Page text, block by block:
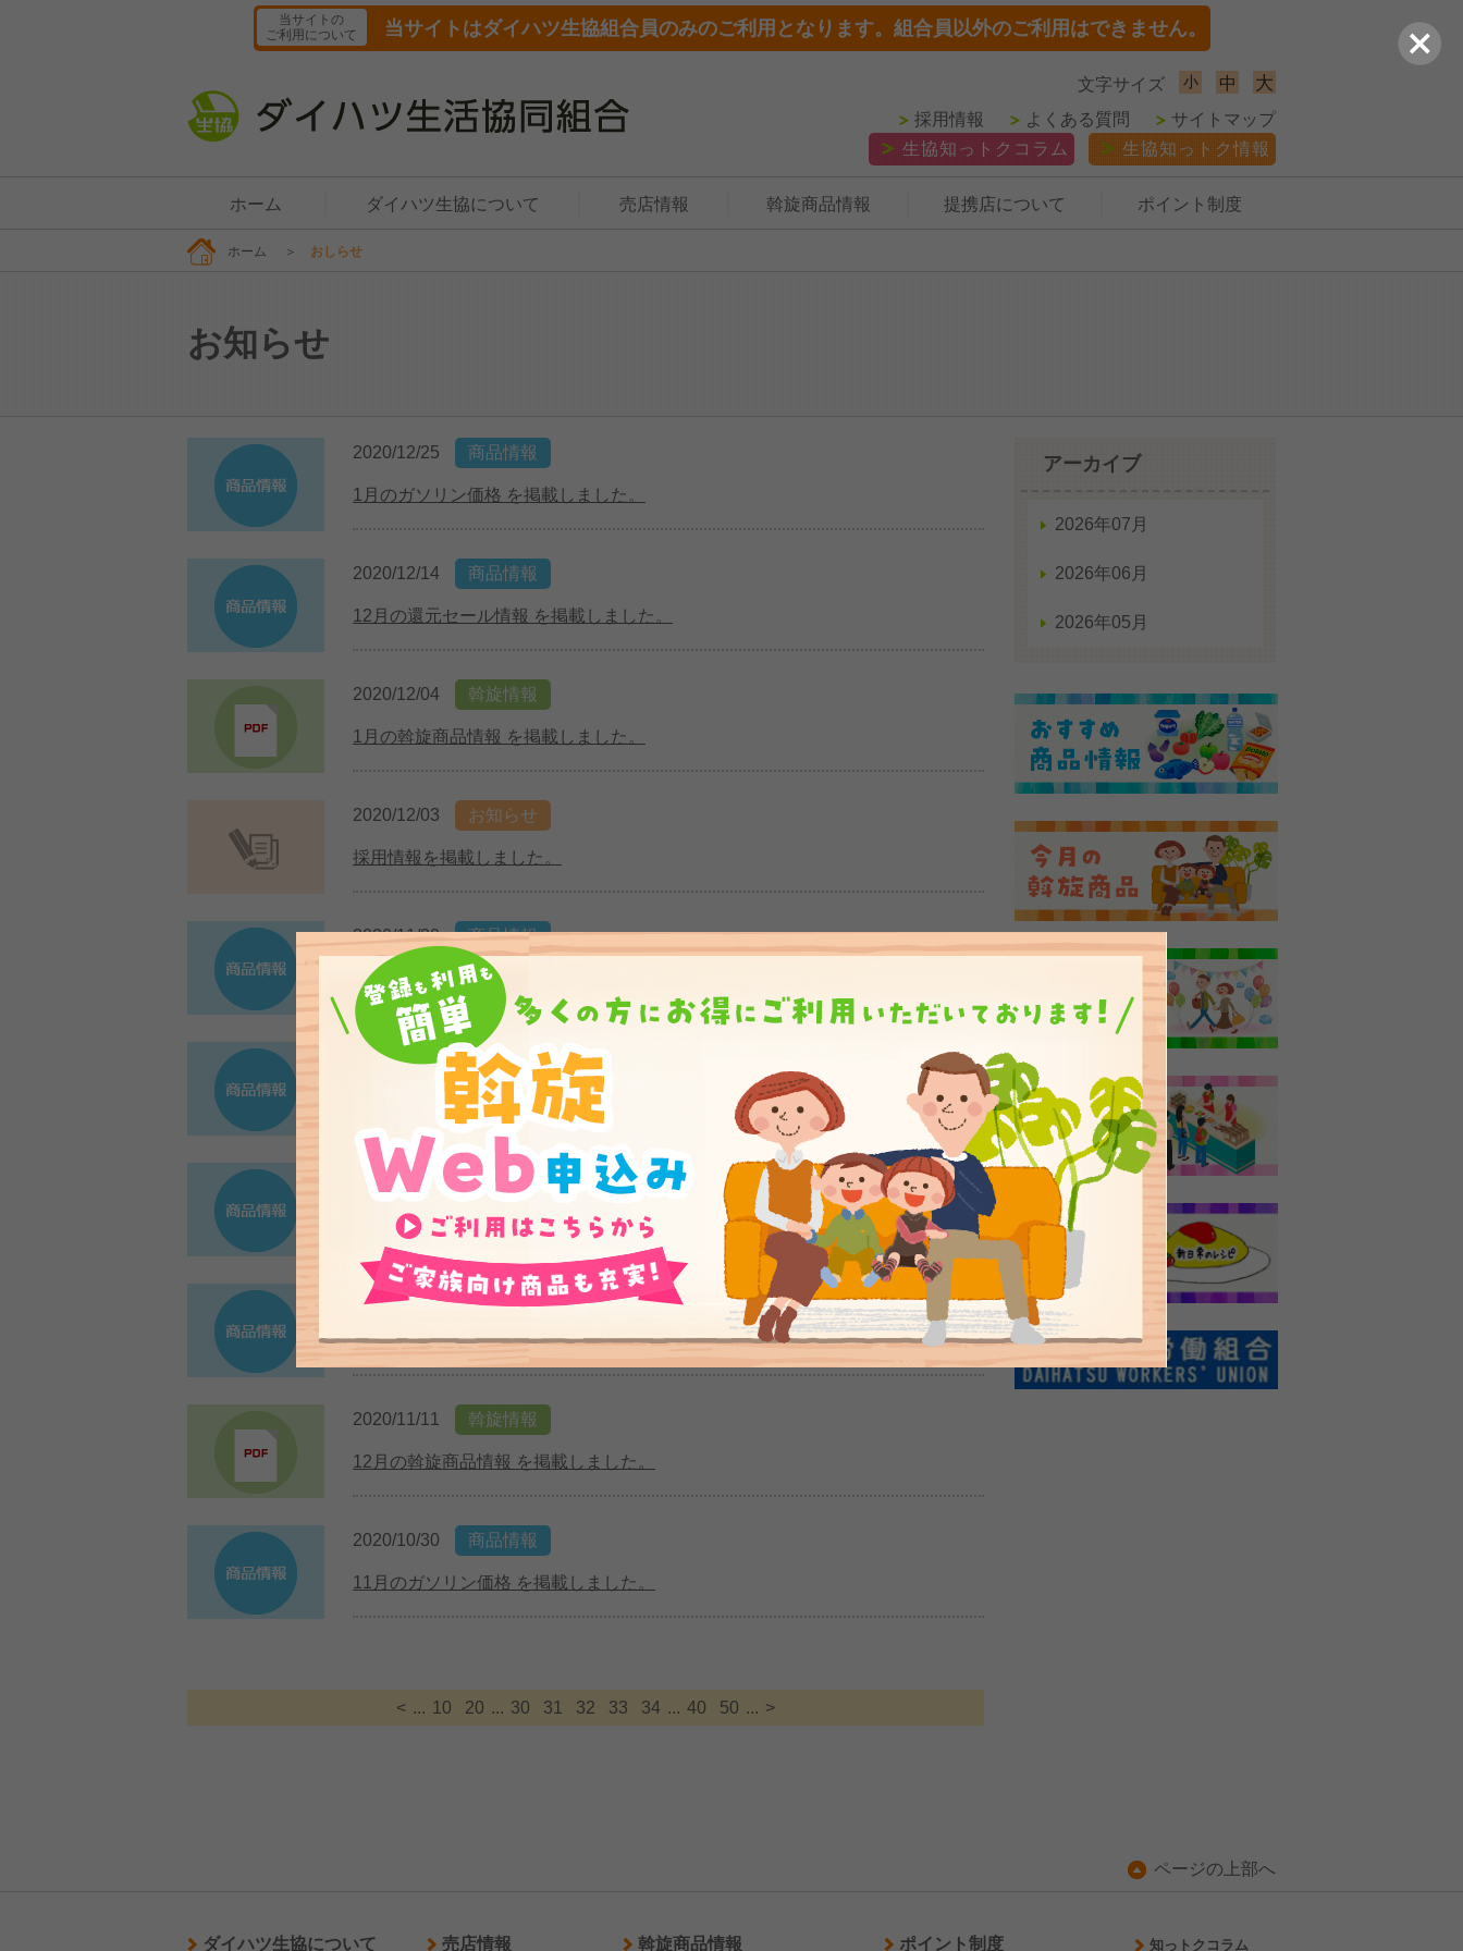
当サイトの
ご利用について
当サイトはダイハツ生協組合員のみのご利用となります。組合員以外のご利用はできません。
文字サイズ 小 中 大
生協知っトクコラム 生協知っトク情報
ホーム ダイハツ生協について 売店情報 斡旋商品情報 提携店について ポイント制度
採用情報 よくある質問 サイトマップ
ホーム ＞ おしらせ
お知らせ
2020/12/25 商品情報
1月のガソリン価格 を掲載しました。
2020/12/14 商品情報
12月の還元セール情報 を掲載しました。
2020/12/04 斡旋情報
1月の斡旋商品情報 を掲載しました。
2020/12/03 お知らせ
採用情報を掲載しました。
2020/11/30 商品情報
12月の還元セール情報 を掲載しました。
2020/11/28 商品情報
おすすめ商品情報 を掲載しました。
2020/11/28 商品情報
12月のガソリン価格 を掲載しました。
2020/11/13 商品情報
おすすめ商品情報 を掲載しました。
2020/11/11 斡旋情報
12月の斡旋商品情報 を掲載しました。
2020/10/30 商品情報
11月のガソリン価格 を掲載しました。
< ... 10 20 ... 30 31 32 33 34 ... 40 50 ... >
アーカイブ
2026年07月
2026年06月
2026年05月
ページの上部へ
ダイハツ生協について 売店情報 斡旋商品情報 ポイント制度 知っトクコラム